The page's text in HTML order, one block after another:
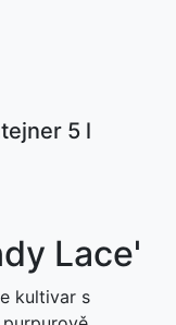
5 l
Lace'
kultivar s